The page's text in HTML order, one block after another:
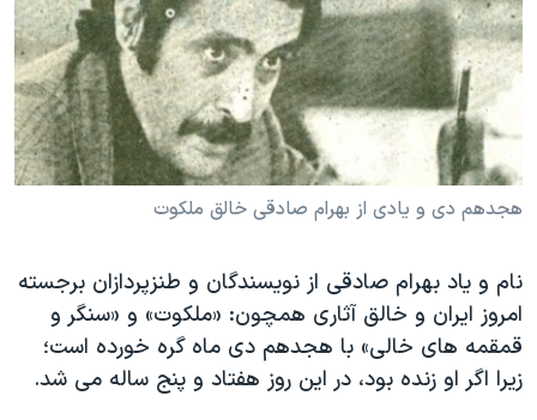
فرهنگ و زندگی
حقوق شهروندی
اقتصادی
علم و فناوری
آرشیو پخش زنده
مستندها
انتخابات ریاست جمهوری آمریکا ۲۰۲۴
حمله جمهوری اسلامی به اسرائیل
رمز مهسا
مجموعه مستندهای دادخواهی
تریبونال مردمی آبان ۹۸
دادگاه حمید نوری
دنبال کنید
زبانهای مختلف
هجدهم دی و یادی از بهرام صادقی خالق ملکوت
نام و یاد بهرام صادقی از نویسندگان و طنزپردازان برجسته
امروز ایران و خالق آثاری همچون: «ملکوت» و «سنگر و
قمقمه های خالی» با هجدهم دی ماه گره خورده است؛
زیرا اگر او زنده بود، در این روز هفتاد و پنج ساله می شد.